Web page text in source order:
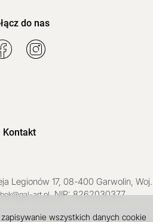
do nas
Kontakt
Legionów 17, 08-400 Garwolin, Woj.
bok@gal-art.pl, NIP: 8262030377
wszystkich danych cookie